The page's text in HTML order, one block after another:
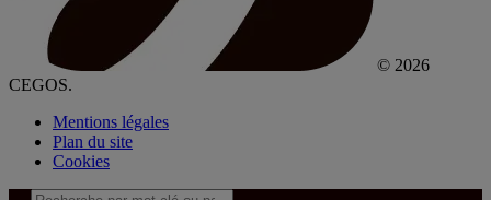
© 2026
CEGOS.
Mentions légales
Plan du site
Cookies